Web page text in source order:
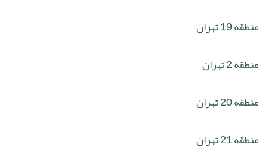
منطقه 19 تهران
منطقه 2 تهران
منطقه 20 تهران
منطقه 21 تهران